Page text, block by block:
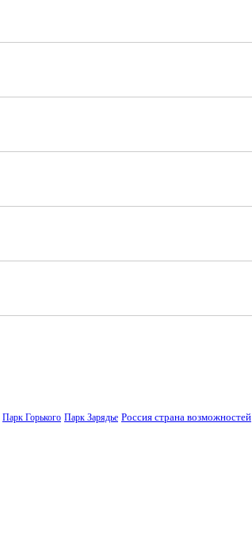
Парк Горького Парк Зарядье Россия страна возможностей